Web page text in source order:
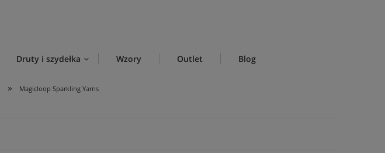
Druty i szydełka Wzory Outlet Blog
» Magicloop Sparkling Yarns